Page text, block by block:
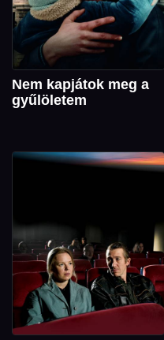
Nem kapjátok meg a
gyűlöletem